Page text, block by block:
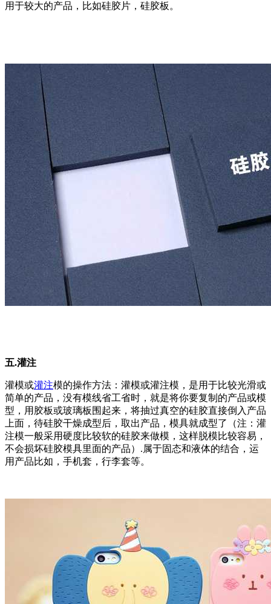
用于较大的产品，比如硅胶片，硅胶板。
五.灌注
灌模或灌注模的操作方法：灌模或灌注模，是用于比较光滑或
简单的产品，没有模线省工省时，就是将你要复制的产品或模
型，用胶板或玻璃板围起来，将抽过真空的硅胶直接倒入产品
上面，待硅胶干燥成型后，取出产品，模具就成型了（注：灌
注模一般采用硬度比较软的硅胶来做模，这样脱模比较容易，
不会损坏硅胶模具里面的产品）.属于固态和液体的结合，运
用产品比如，手机套，行李套等。